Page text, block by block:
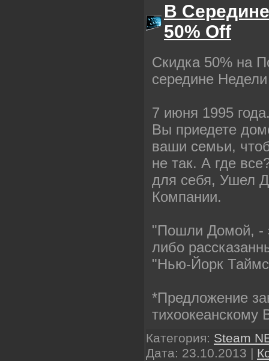
В
50% Off
Скидка 50% на
середине
7 июня 1995
Вы приедете
ваши семьи,
не так. А где
для себя, Ушел
Компании.
"Пошли Домой, -
либо
"Нью-Йорк Таймс
*Предложение
тихоокеанскому
Категория: Steam
Дата: 23.10.2013 |